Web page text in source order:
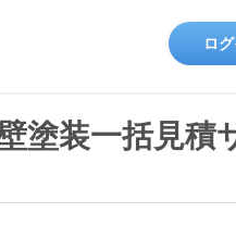
ロ
塗装一括見積